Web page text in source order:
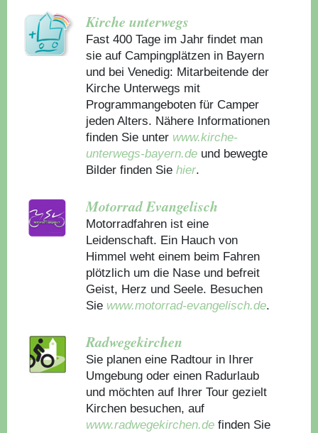
Kirche unterwegs
Fast 400 Tage im Jahr findet man
sie auf Campingplätzen in Bayern
und bei Venedig: Mitarbeitende der
Kirche Unterwegs mit
Programmangeboten für Camper
jeden Alters. Nähere Informationen
finden Sie unter www.kirche-
unterwegs-bayern.de und bewegte
Bilder finden Sie hier.
Motorrad Evangelisch
Motorradfahren ist eine
Leidenschaft. Ein Hauch von
Himmel weht einem beim Fahren
plötzlich um die Nase und befreit
Geist, Herz und Seele. Besuchen
Sie www.motorrad-evangelisch.de.
Radwegekirchen
Sie planen eine Radtour in Ihrer
Umgebung oder einen Radurlaub
und möchten auf Ihrer Tour gezielt
Kirchen besuchen, auf
www.radwegekirchen.de finden Sie